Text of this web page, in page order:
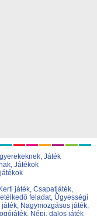
, Játék
, Játékok
Kerti játék, Csapatjáték,
feladat, Ügyességi
játék, Nagymozgásos játék,
, Népi, dalos játék